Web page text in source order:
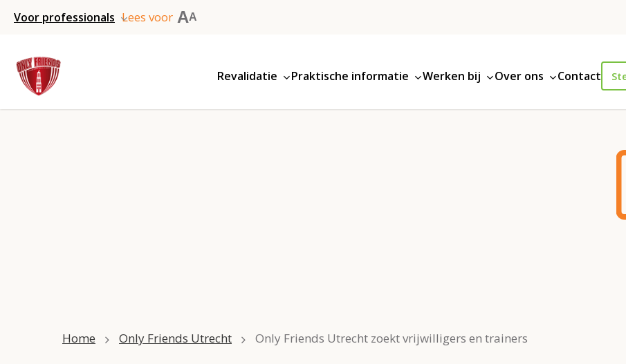
Skip
main
content
Voor professionals Lees voor AA
Revalidatie Praktische informatie Werken bij Over ons Contact
Home Only Friends Utrecht Only Friends Utrecht zoekt vrijwilligers en trainers